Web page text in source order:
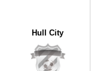
Hull City